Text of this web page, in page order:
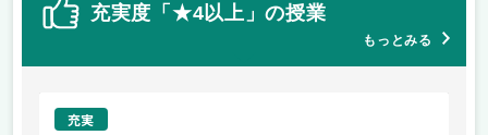
充実度「★4以上」の授業
もっとみる
充実